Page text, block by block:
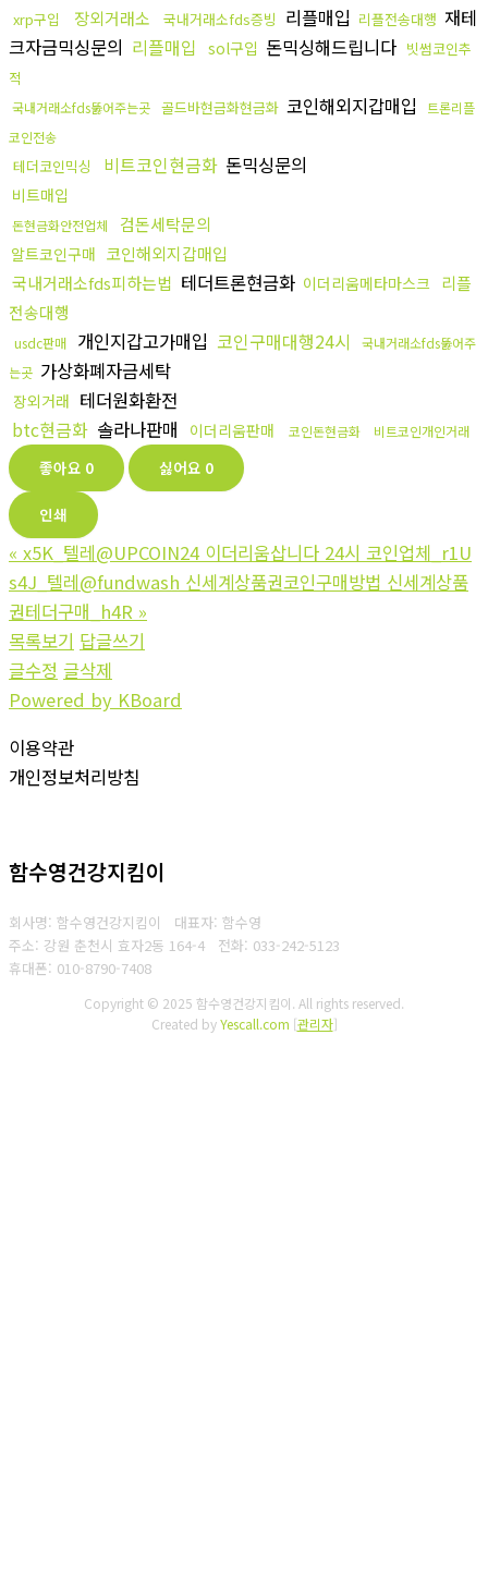
xrp구입 장외거래소 국내거래소fds증빙 리플매입 리플전송대행 재테
크자금믹싱문의 리플매입 sol구입 돈믹싱해드립니다 빗썸코인추
적
국내거래소fds뚫어주는곳 골드바현금화현금화 코인해외지갑매입
트론리플
코인전송
테더코인믹싱 비트코인현금화 돈믹싱문의
비트매입
돈현금화안전업체 검돈세탁문의
알트코인구매 코인해외지갑매입
국내거래소fds피하는법 테더트론현금화 이더리움메타마스크 리플
전송대행
usdc판매 개인지갑고가매입 코인구매대행24시
국내거래소fds뚫어주
는곳 가상화폐자금세탁
장외거래 테더원화환전
btc현금화 솔라나판매 이더리움판매 코인돈현금화 비트코인개인거래
좋아요 0 싫어요 0
인쇄
« x5K_텔레@UPCOIN24 이더리움삽니다 24시 코인업체_r1U
s4J_텔레@fundwash 신세계상품권코인구매방법 신세계상품
권테더구매_h4R »
목록보기 답글쓰기
글수정 글삭제
Powered by KBoard
이용약관
개인정보처리방침
함수영건강지킴이
회사명: 함수영건강지킴이 대표자: 함수영
주소: 강원 춘천시 효자2동 164-4 전화: 033-242-5123
휴대폰: 010-8790-7408
Copyright © 2025 함수영건강지킴이. All rights reserved.
Created byYescall.com [관리자]